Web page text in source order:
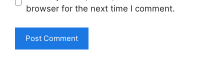
browser for the next time I comment.